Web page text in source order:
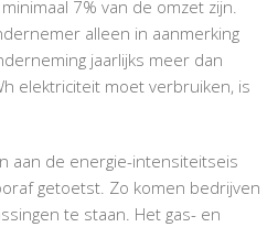
7% van de omzet zijn.
alleen in aanmerking
jaarlijks meer dan
elektriciteit moet verbruiken, is
aan de energie-intensiteitseis
getoetst. Zo komen bedrijven
te staan. Het gas- en